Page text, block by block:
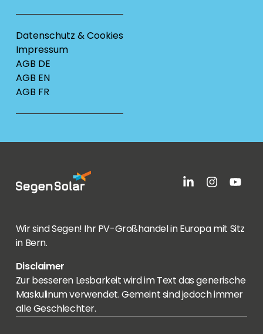
Datenschutz & Cookies
Impressum
AGB DE
AGB EN
AGB FR
Wir sind Segen! Ihr PV-Großhandel in Europa mit Sitz
in Bern.
Disclaimer
Zur besseren Lesbarkeit wird im Text das generische
Maskulinum verwendet. Gemeint sind jedoch immer
alle Geschlechter.